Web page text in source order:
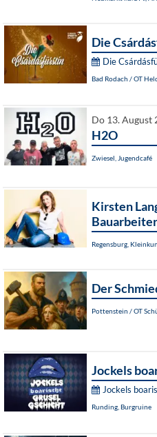
Die
Die
Bad Rodach / OT
Do 13. August
H2O
Zwiesel, Jugendcafé
Kirsten
Bauarbeiter
Regensburg,
Der
Pottenstein / OT
Jockels
Jockels
Runding, Burgruine